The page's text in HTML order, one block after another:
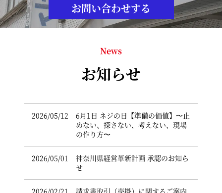
お問い合わせする
News
お知らせ
2026/05/12
6月1日 ネジの日【準備の価値】〜止
めない、探さない、考えない、現場
の作り方〜
2026/05/01
神奈川県経営革新計画 承認のお知ら
せ
2026/02/21 請求書取引（売掛）に関するご案内